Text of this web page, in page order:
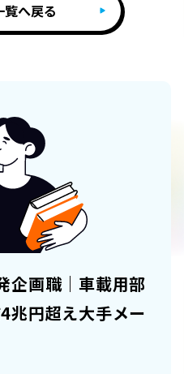
へ戻る
企画職｜車載用部
兆円超え大手メー